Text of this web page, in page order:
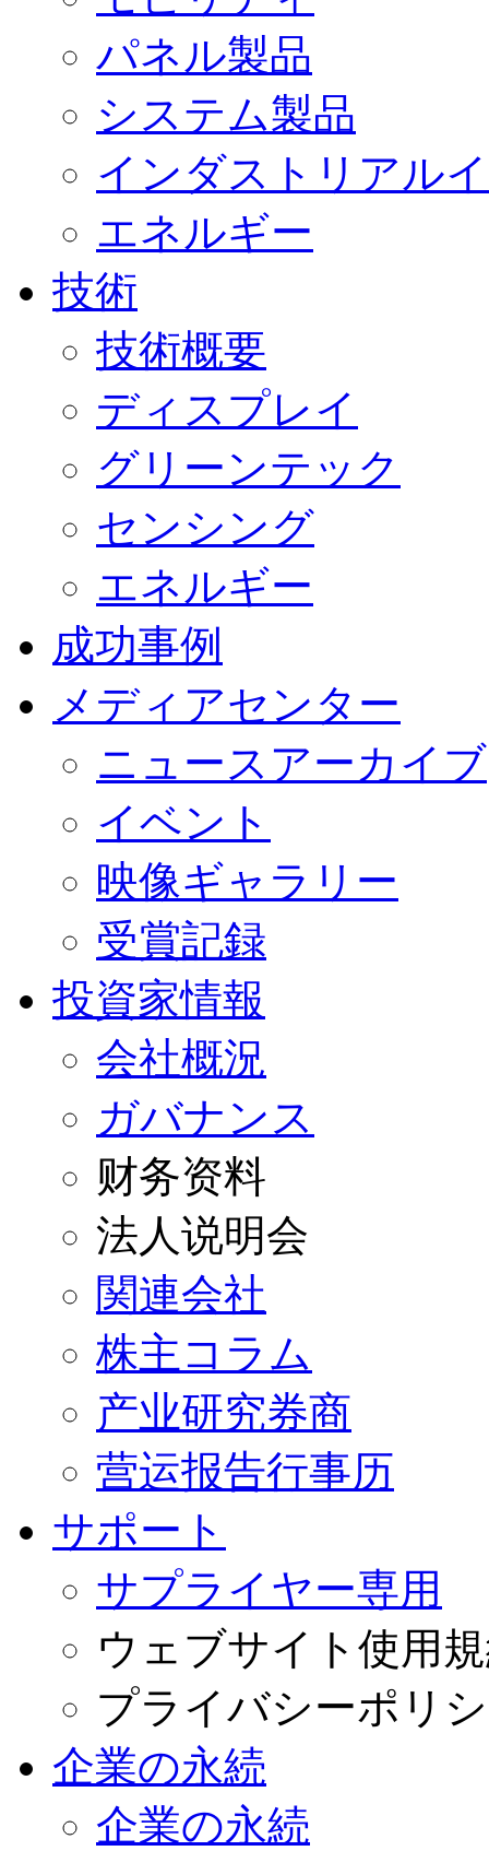
パネル製品
システム製品
インダストリアル
エネルギー
技術
技術概要
ディスプレイ
グリーンテック
センシング
エネルギー
成功事例
メディアセンター
ニュースアーカイブ
イベント
映像ギャラリー
受賞記録
投資家情報
会社概況
ガバナンス
财务资料
法人说明会
関連会社
株主コラム
产业研究券商
营运报告行事历
サポート
サプライヤー専用
ウェブサイト使用
プライバシーポリ
企業の永続
企業の永続